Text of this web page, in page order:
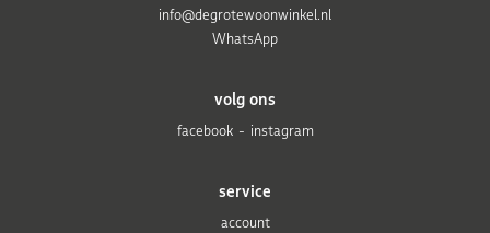
service
account
volg ons
facebook
instagram
info@degrotewoonwinkel.nl
WhatsApp